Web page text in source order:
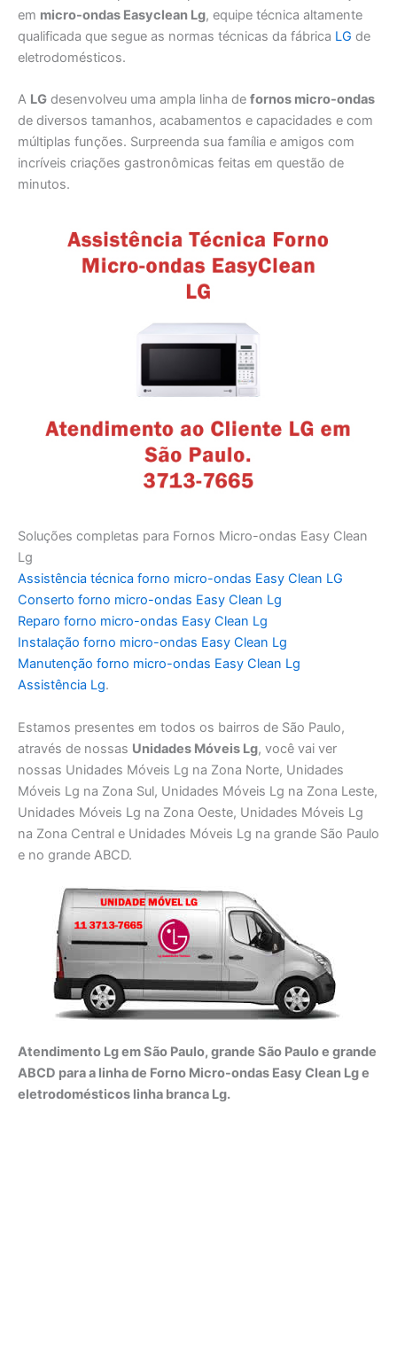
em micro-ondas Easyclean Lg, equipe técnica altamente
qualificada que segue as normas técnicas da fábrica LG de
eletrodomésticos.
A LG desenvolveu uma ampla linha de fornos micro-ondas
de diversos tamanhos, acabamentos e capacidades e com
múltiplas funções. Surpreenda sua família e amigos com
incríveis criações gastronômicas feitas em questão de
minutos.
Soluções completas para Fornos Micro-ondas Easy Clean
Lg
Assistência técnica forno micro-ondas Easy Clean LG
Conserto forno micro-ondas Easy Clean Lg
Reparo forno micro-ondas Easy Clean Lg
Instalação forno micro-ondas Easy Clean Lg
Manutenção forno micro-ondas Easy Clean Lg
Assistência Lg.
Estamos presentes em todos os bairros de São Paulo,
através de nossas Unidades Móveis Lg, você vai ver
nossas Unidades Móveis Lg na Zona Norte, Unidades
Móveis Lg na Zona Sul, Unidades Móveis Lg na Zona Leste,
Unidades Móveis Lg na Zona Oeste, Unidades Móveis Lg
na Zona Central e Unidades Móveis Lg na grande São Paulo
e no grande ABCD.
Atendimento Lg em São Paulo, grande São Paulo e grande
ABCD para a linha de Forno Micro-ondas Easy Clean Lg e
eletrodomésticos linha branca Lg.